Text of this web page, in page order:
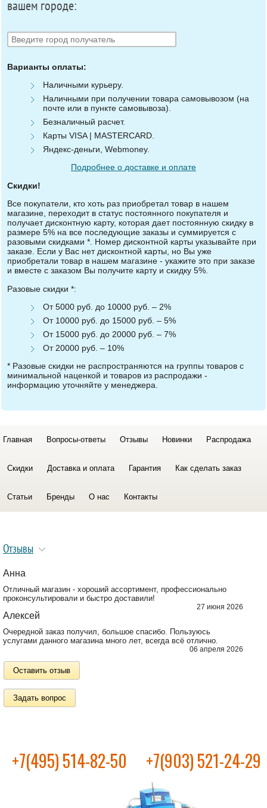
вашем городе:
Варианты оплаты:
Наличными курьеру.
Наличными при получении товара самовывозом (на
почте или в пункте самовывоза).
Безналичный расчет.
Карты VISA | MASTERCARD.
Яндекс-деньги, Webmoney.
Подробнее о доставке и оплате
Скидки!
Все покупатели, кто хоть раз приобретал товар в нашем
магазине, переходит в статус постоянного покупателя и
получает дисконтную карту, которая дает постоянную скидку в
размере 5% на все последующие заказы и суммируется с
разовыми скидками *. Номер дисконтной карты указывайте при
заказе. Если у Вас нет дисконтной карты, но Вы уже
приобретали товар в нашем магазине - укажите это при заказе
и вместе с заказом Вы получите карту и скидку 5%.
Разовые скидки *:
От 5000 руб. до 10000 руб. – 2%
От 10000 руб. до 15000 руб. – 5%
От 15000 руб. до 20000 руб. – 7%
От 20000 руб. – 10%
* Разовые скидки не распространяются на группы товаров с
минимальной наценкой и товаров из распродажи -
информацию уточняйте у менеджера.
Главная Вопросы-ответы Отзывы Новинки Распродажа
Скидки Доставка и оплата Гарантия Как сделать заказ
Статьи Бренды О нас Контакты
Отзывы
Анна
Отличный магазин - хороший ассортимент, профессионально
проконсультировали и быстро доставили!
27 июня 2026
Алексей
Очередной заказ получил, большое спасибо. Пользуюсь
услугами данного магазина много лет, всегда всё отлично.
06 апреля 2026
Оставить отзыв
Задать вопрос
+7(495) 514-82-50 +7(903) 521-24-29